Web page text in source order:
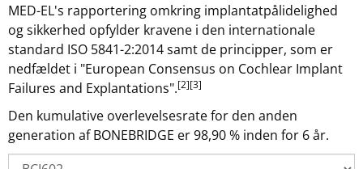
MED-EL's rapportering omkring implantatpålidelighed
og sikkerhed opfylder kravene i den internationale
standard ISO 5841-2:2014 samt de principper, som er
nedfældet i "European Consensus on Cochlear Implant
Failures and Explantations".[2][3]
Den kumulative overlevelsesrate for den anden
generation af BONEBRIDGE er 98,90 % inden for 6 år.